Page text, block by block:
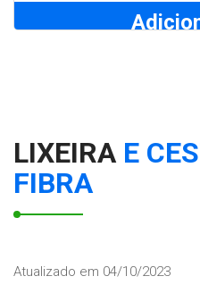
LIXEIRA E
FIBRA
Atualizado em 04/10/2023